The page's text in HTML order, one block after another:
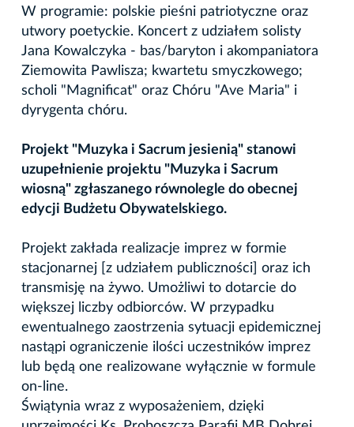
W programie: polskie pieśni patriotyczne oraz
utwory poetyckie. Koncert z udziałem solisty
Jana Kowalczyka - bas/baryton i akompaniatora
Ziemowita Pawlisza; kwartetu smyczkowego;
scholi "Magnificat" oraz Chóru "Ave Maria" i
dyrygenta chóru.
Projekt "Muzyka i Sacrum jesienią" stanowi
uzupełnienie projektu "Muzyka i Sacrum
wiosną" zgłaszanego równolegle do obecnej
edycji Budżetu Obywatelskiego.
Projekt zakłada realizacje imprez w formie
stacjonarnej [z udziałem publiczności] oraz ich
transmisję na żywo. Umożliwi to dotarcie do
większej liczby odbiorców. W przypadku
ewentualnego zaostrzenia sytuacji epidemicznej
nastąpi ograniczenie ilości uczestników imprez
lub będą one realizowane wyłącznie w formule
on-line.
Świątynia wraz z wyposażeniem, dzięki